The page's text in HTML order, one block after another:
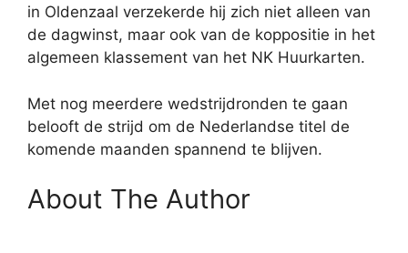
in Oldenzaal verzekerde hij zich niet alleen van
de dagwinst, maar ook van de koppositie in het
algemeen klassement van het NK Huurkarten.
Met nog meerdere wedstrijdronden te gaan
belooft de strijd om de Nederlandse titel de
komende maanden spannend te blijven.
About The Author